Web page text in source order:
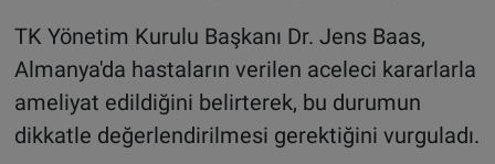
TK Yönetim Kurulu Başkanı Dr. Jens Baas,
Almanya'da hastaların verilen aceleci kararlarla
ameliyat edildiğini belirterek, bu durumun
dikkatle değerlendirilmesi gerektiğini vurguladı.